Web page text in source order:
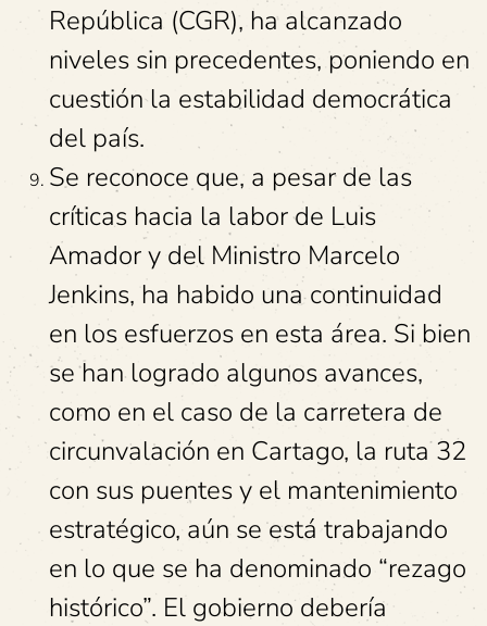
República (CGR), ha alcanzado
niveles sin precedentes, poniendo en
cuestión la estabilidad democrática
del país.
Se reconoce que, a pesar de las
críticas hacia la labor de Luis
Amador y del Ministro Marcelo
Jenkins, ha habido una continuidad
en los esfuerzos en esta área. Si bien
se han logrado algunos avances,
como en el caso de la carretera de
circunvalación en Cartago, la ruta 32
con sus puentes y el mantenimiento
estratégico, aún se está trabajando
en lo que se ha denominado “rezago
histórico”. El gobierno debería